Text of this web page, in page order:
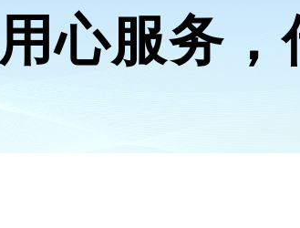
用心服务